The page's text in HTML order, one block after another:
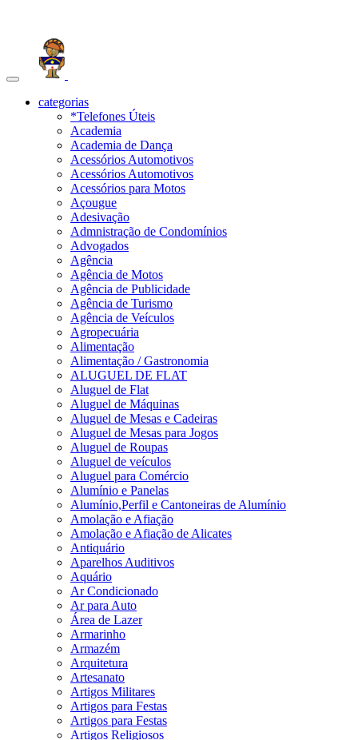
Toggle
navigationcategorias
*Telefones Úteis
Academia
Academia de Dança
Acessórios Automotivos
Acessórios Automotivos
Acessórios para Motos
Açougue
Adesivação
Admnistração de Condomínios
Advogados
Agência
Agência de Motos
Agência de Publicidade
Agência de Turismo
Agência de Veículos
Agropecuária
Alimentação
Alimentação / Gastronomia
ALUGUEL DE FLAT
Aluguel de Flat
Aluguel de Máquinas
Aluguel de Mesas e Cadeiras
Aluguel de Mesas para Jogos
Aluguel de Roupas
Aluguel de veículos
Aluguel para Comércio
Alumínio e Panelas
Alumínio,Perfil e Cantoneiras de Alumínio
Amolação e Afiação
Amolação e Afiação de Alicates
Antiquário
Aparelhos Auditivos
Aquário
Ar Condicionado
Ar para Auto
Área de Lazer
Armarinho
Armazém
Arquitetura
Artesanato
Artigos Militares
Artigos para Festas
Artigos para Festas
Artigos Religiosos